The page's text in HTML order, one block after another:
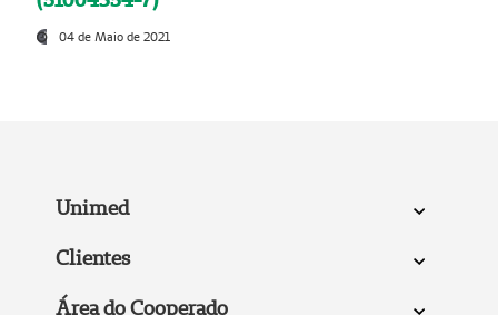
04 de Maio de 2021
Unimed
Clientes
Área do Cooperado